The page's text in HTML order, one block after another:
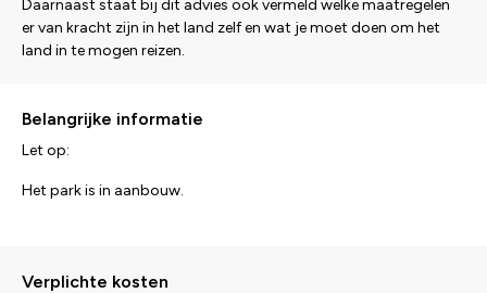
Daarnaast staat bij dit advies ook vermeld welke maatregelen
er van kracht zijn in het land zelf en wat je moet doen om het
land in te mogen reizen.
Belangrijke informatie
Let op:
Het park is in aanbouw.
Verplichte kosten